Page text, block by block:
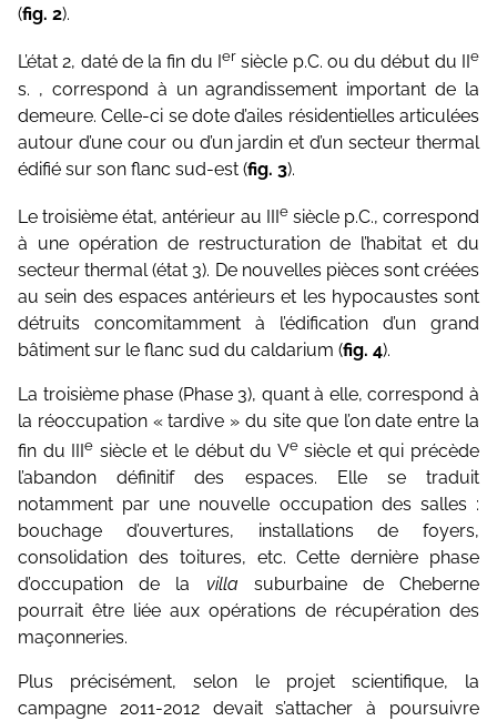
(fig. 2).
L’état 2, daté de la fin du I er siècle p.C. ou du début du II e
s. , correspond à un agrandissement important de la
demeure. Celle-ci se dote d’ailes résiden­tielles articulées
autour d’une cour ou d’un jardin et d’un secteur thermal
édifié sur son flanc sud-est (fig. 3).
Le troisième état, antérieur au IIIesiècle p.C., correspond
à une opération de restructuration de l’habitat et du
secteur thermal (état 3). De nouvelles pièces sont créées
au sein des espaces antérieurs et les hypocaustes sont
détruits concomitamment à l’édification d’un grand
bâtiment sur le flanc sud du caldarium (fig. 4).
La troisième phase (Phase 3), quant à elle, correspond à
la réoccupation « tar­dive » du site que l’on date entre la
fin du IIIe siècle et le début du Vesiècle et qui précède
l’abandon définitif des espaces. Elle se traduit
notamment par une nouvelle occupation des salles :
bouchage d’ouvertures, installations de foyers,
consolidation des toitures, etc. Cette dernière phase
d’occupation de la villa suburbaine de Cheberne
pourrait être liée aux opérations de récupération des
maçonneries.
Plus précisément, selon le projet scientifique, la
campagne 2011-2012 devait s’attacher à poursuivre